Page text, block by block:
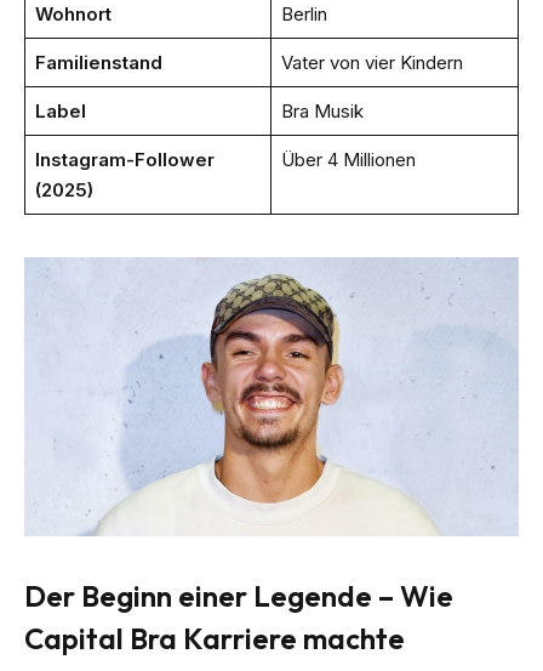
Wohnort Berlin
Familienstand Vater von vier Kindern
Label Bra Musik
Instagram-Follower
(2025)
Über 4 Millionen
Der Beginn einer Legende – Wie
Capital Bra Karriere machte